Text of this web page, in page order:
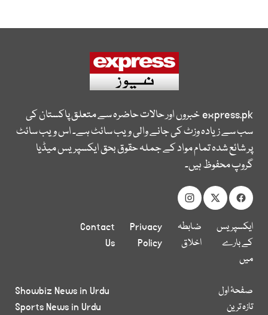
express.pkخبروں اور حالات حاضرہ سے متعلق پاکستان کی
سب سے زیادہ وزٹ کی جانے والی ویب سائٹ ہے۔ اس ویب سائٹ
پر شائع شدہ تمام مواد کے جملہ حقوق بحق ایکسپریس میڈیا
گروپ محفوظ ہیں۔
ایکسپریس
کے بارے
میں
ضابطہ
اخلاق
Privacy
Policy
Contact
Us
صفحۂ اول
تازہ ترین
Showbiz News in Urdu
Sports News in Urdu